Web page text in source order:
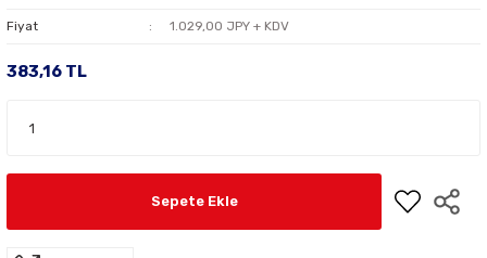
Fiyat 1.029,00 JPY + KDV
383,16 TL
Sepete Ekle